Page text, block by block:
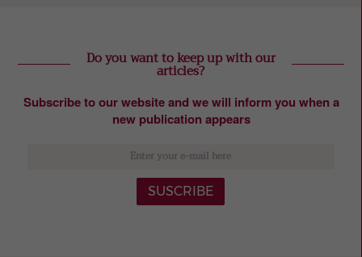
Do you want to keep up with our
articles?
Subscribe to our website and we will inform you when a
new publication appears
SUSCRIBE